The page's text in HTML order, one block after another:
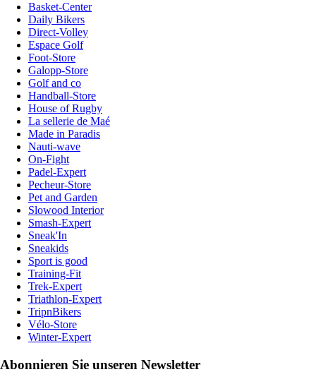
Basket-Center
Daily Bikers
Direct-Volley
Espace Golf
Foot-Store
Galopp-Store
Golf and co
Handball-Store
House of Rugby
La sellerie de Maé
Made in Paradis
Nauti-wave
On-Fight
Padel-Expert
Pecheur-Store
Pet and Garden
Slowood Interior
Smash-Expert
Sneak'In
Sneakids
Sport is good
Training-Fit
Trek-Expert
Triathlon-Expert
TripnBikers
Vélo-Store
Winter-Expert
Abonnieren Sie unseren Newsletter